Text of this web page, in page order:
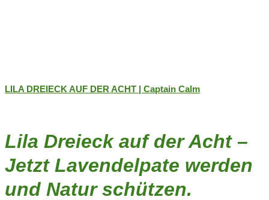
LILA DREIECK AUF DER ACHT | Captain Calm
Lila Dreieck auf der Acht –
Jetzt Lavendelpate werden
und Natur schützen.